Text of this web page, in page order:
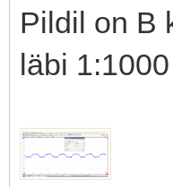
Pildil on B
läbi